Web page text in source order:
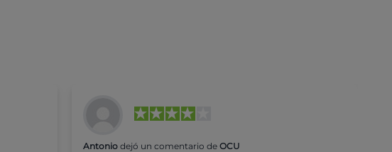
Antonio dejó un comentario deOCU